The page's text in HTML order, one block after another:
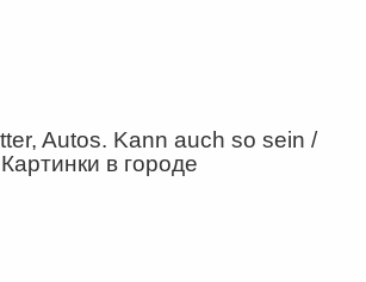
Autos. Kann auch so sein /
Картинки в городе